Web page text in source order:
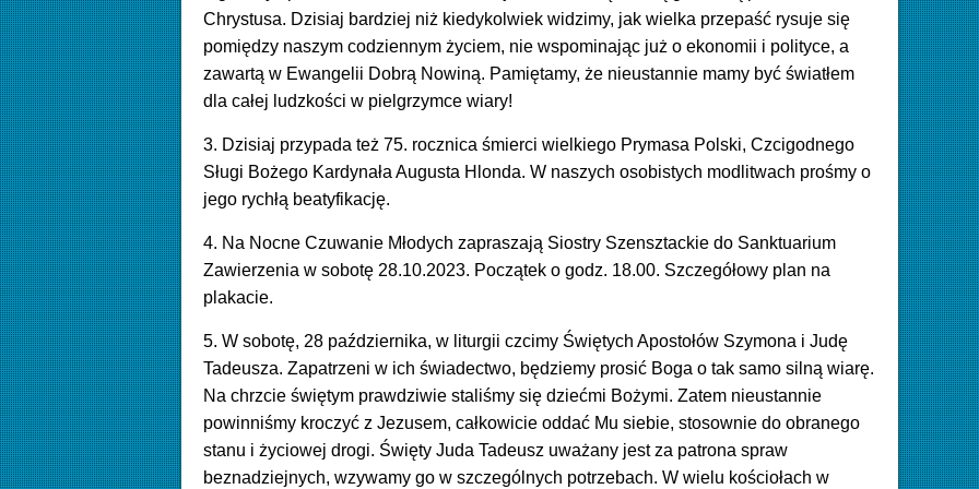
Chrystusa. Dzisiaj bardziej niż kiedykolwiek widzimy, jak wielka przepaść rysuje się
pomiędzy naszym codziennym życiem, nie wspominając już o ekonomii i polityce, a
zawartą w Ewangelii Dobrą Nowiną. Pamiętamy, że nieustannie mamy być światłem
dla całej ludzkości w pielgrzymce wiary!
3. Dzisiaj przypada też 75. rocznica śmierci wielkiego Prymasa Polski, Czcigodnego
Sługi Bożego Kardynała Augusta Hlonda. W naszych osobistych modlitwach prośmy o
jego rychłą beatyfikację.
4. Na Nocne Czuwanie Młodych zapraszają Siostry Szensztackie do Sanktuarium
Zawierzenia w sobotę 28.10.2023. Początek o godz. 18.00. Szczegółowy plan na
plakacie.
5. W sobotę, 28 października, w liturgii czcimy Świętych Apostołów Szymona i Judę
Tadeusza. Zapatrzeni w ich świadectwo, będziemy prosić Boga o tak samo silną wiarę.
Na chrzcie świętym prawdziwie staliśmy się dziećmi Bożymi. Zatem nieustannie
powinniśmy kroczyć z Jezusem, całkowicie oddać Mu siebie, stosownie do obranego
stanu i życiowej drogi. Święty Juda Tadeusz uważany jest za patrona spraw
beznadziejnych, wzywamy go w szczególnych potrzebach. W wielu kościołach w